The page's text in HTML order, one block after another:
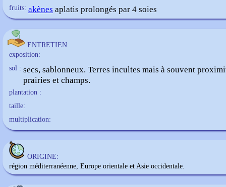
fruits: akènes aplatis prolongés par 4 soies
ENTRETIEN:
exposition:
sol : secs, sablonneux. Terres incultes mais à souvent
prairies et champs.
plantation :
taille:
multiplication:
ORIGINE:
région méditerranéenne, Europe orientale et Asie occidentale.